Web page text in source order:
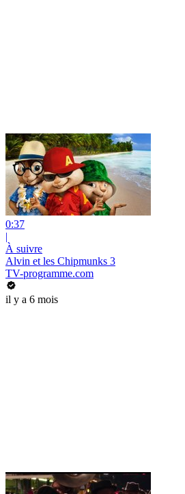
0:37
|
À suivre
Alvin et les Chipmunks 3
TV-programme.com
il y a 6 mois